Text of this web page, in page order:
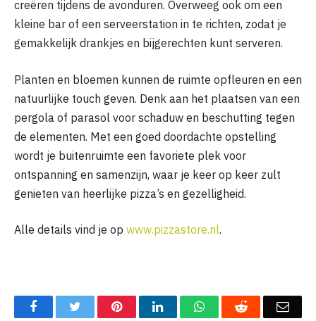
creëren tijdens de avonduren. Overweeg ook om een
kleine bar of een serveerstation in te richten, zodat je
gemakkelijk drankjes en bijgerechten kunt serveren.
Planten en bloemen kunnen de ruimte opfleuren en een
natuurlijke touch geven. Denk aan het plaatsen van een
pergola of parasol voor schaduw en beschutting tegen
de elementen. Met een goed doordachte opstelling
wordt je buitenruimte een favoriete plek voor
ontspanning en samenzijn, waar je keer op keer zult
genieten van heerlijke pizza’s en gezelligheid.
Alle details vind je op www.pizzastore.nl.
FacebookTwitter PinterestLinkedInWhatsAppReddit